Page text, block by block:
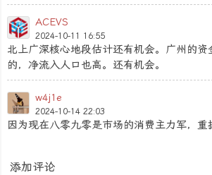
ACEVS
2024-10-11 16:55
北上广深核心地段估计还有机会。广州的资
的，净流入人口也高。还有机会。
w4j1e
2024-10-14 22:03
因为现在八零九零是市场的消费主力军，重
添加评论